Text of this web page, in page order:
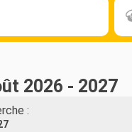
2026 - 2027
: